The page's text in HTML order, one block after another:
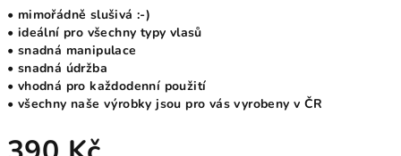
• mimořádně slušivá :-)
• ideální pro všechny typy vlasů
• snadná manipulace
• snadná údržba
• vhodná pro každodenní použití
• všechny naše výrobky jsou pro vás vyrobeny v ČR